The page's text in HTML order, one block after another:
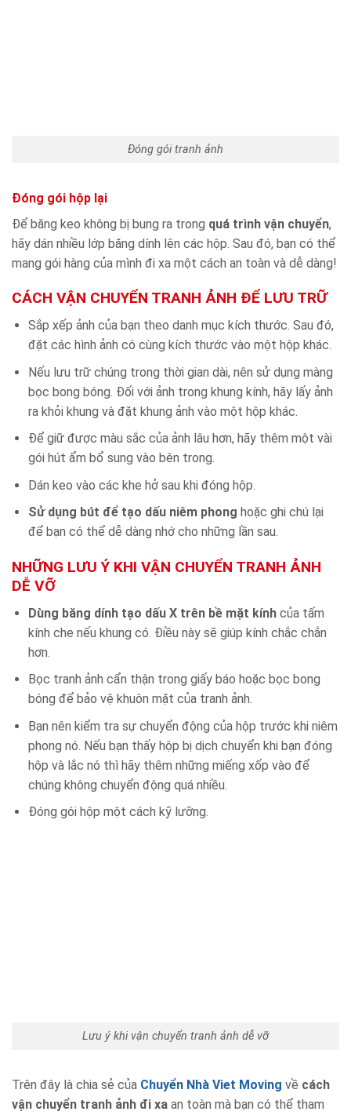
Đóng gói tranh ảnh
Đóng gói hộp lại
Để băng keo không bị bung ra trong quá trình vận chuyển,
hãy dán nhiều lớp băng dính lên các hộp. Sau đó, bạn có thể
mang gói hàng của mình đi xa một cách an toàn và dễ dàng!
CÁCH VẬN CHUYỂN TRANH ẢNH ĐỂ LƯU TRỮ
Sắp xếp ảnh của bạn theo danh mục kích thước. Sau đó,
đặt các hình ảnh có cùng kích thước vào một hộp khác.
Nếu lưu trữ chúng trong thời gian dài, nên sử dụng màng
bọc bong bóng. Đối với ảnh trong khung kính, hãy lấy ảnh
ra khỏi khung và đặt khung ảnh vào một hộp khác.
Để giữ được màu sắc của ảnh lâu hơn, hãy thêm một vài
gói hút ẩm bổ sung vào bên trong.
Dán keo vào các khe hở sau khi đóng hộp.
Sử dụng bút để tạo dấu niêm phong hoặc ghi chú lại
để bạn có thể dễ dàng nhớ cho những lần sau.
NHỮNG LƯU Ý KHI VẬN CHUYỂN TRANH ẢNH
DỄ VỠ
Dùng băng dính tạo dấu X trên bề mặt kínhcủa tấm
kính che nếu khung có. Điều này sẽ giúp kính chắc chắn
hơn.
Bọc tranh ảnh cẩn thận trong giấy báo hoặc bọc bong
bóng để bảo vệ khuôn mặt của tranh ảnh.
Bạn nên kiểm tra sự chuyển động của hộp trước khi niêm
phong nó. Nếu bạn thấy hộp bị dịch chuyển khi bạn đóng
hộp và lắc nó thì hãy thêm những miếng xốp vào để
chúng không chuyển động quá nhiều.
Đóng gói hộp một cách kỹ lưỡng.
Lưu ý khi vận chuyển tranh ảnh dễ vỡ
Trên đây là chia sẻ của Chuyển Nhà Viet Moving về cách
vận chuyển tranh ảnh đi xa an toàn mà bạn có thể tham